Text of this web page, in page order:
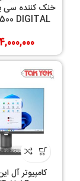
DIGITAL
4,000,000
کامپیوتر آل